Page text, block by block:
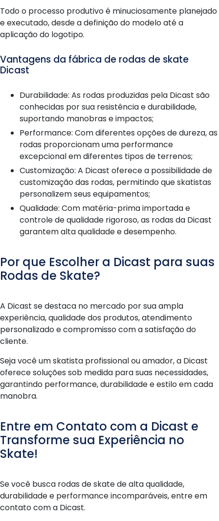
Todo o processo produtivo é minuciosamente planejado
e executado, desde a definição do modelo até a
aplicação do logotipo.
Vantagens da fábrica de rodas de skate
Dicast
Durabilidade: As rodas produzidas pela Dicast são
conhecidas por sua resistência e durabilidade,
suportando manobras e impactos;
Performance: Com diferentes opções de dureza, as
rodas proporcionam uma performance
excepcional em diferentes tipos de terrenos;
Customização: A Dicast oferece a possibilidade de
customização das rodas, permitindo que skatistas
personalizem seus equipamentos;
Qualidade: Com matéria-prima importada e
controle de qualidade rigoroso, as rodas da Dicast
garantem alta qualidade e desempenho.
Por que Escolher a Dicast para suas
Rodas de Skate?
A Dicast se destaca no mercado por sua ampla
experiência, qualidade dos produtos, atendimento
personalizado e compromisso com a satisfação do
cliente.
Seja você um skatista profissional ou amador, a Dicast
oferece soluções sob medida para suas necessidades,
garantindo performance, durabilidade e estilo em cada
manobra.
Entre em Contato com a Dicast e
Transforme sua Experiência no
Skate!
Se você busca rodas de skate de alta qualidade,
durabilidade e performance incomparáveis, entre em
contato com a Dicast.